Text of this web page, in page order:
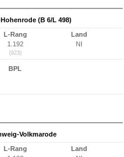
(B 6/L 498)
L-Rang
1.192
(923)
Land
NI
BPL
Volkmarode
L-Rang
Land